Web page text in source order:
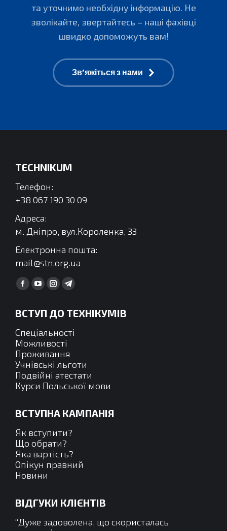
та уточнимо необхідну інформацію. Не
зволікайте, звертайтесь – наші фахівці
швидко допоможуть вам!
Зв’яжіться з нами
TECHNIKUM
Телефон:
+38 067 190 30 09
Адреса:
м. Дніпро, вул.Короленка, 33
Електронна пошта:
mail@stn.org.ua
Find us on:
Facebook
відкривається
у
новому
вікні
YouTube
відкривається
у
новому
вікні
Instagram
відкривається
у
новому
вікні
Telegram
відкривається
у
вікні
ВСТУП ДО ТЕХНІКУМІВ
Спеціальності
Можливості
Проживання
Учнівські льготи
Подвійні атестати
Курси Польської мови
ВСТУПНА КАМПАНІЯ
Як вступити?
Що обрати?
Яка вартість?
Опікун правний
Новини
ВІДГУКИ КЛІЄНТІВ
“Дуже задоволена, що скористалась